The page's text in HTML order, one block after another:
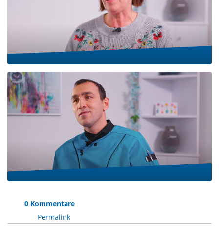
0 Kommentare
Permalink